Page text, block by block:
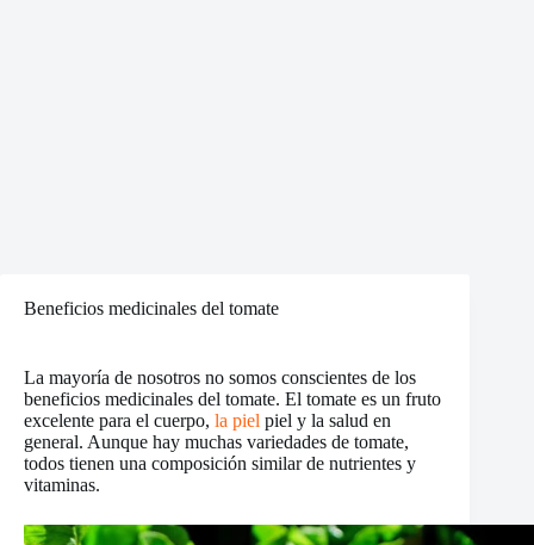
Beneficios medicinales del tomate
La mayoría de nosotros no somos conscientes de los
beneficios medicinales del tomate. El tomate es un fruto
excelente para el cuerpo, la piel piel y la salud en
general. Aunque hay muchas variedades de tomate,
todos tienen una composición similar de nutrientes y
vitaminas.